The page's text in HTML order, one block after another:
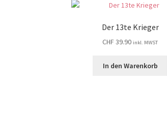
Der 13te Krieger
CHF 39.90 inkl. MWST
In den Warenkorb